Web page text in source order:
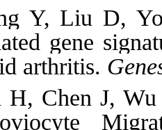
Y, Liu D,
gene
arthritis.
H, Chen J,